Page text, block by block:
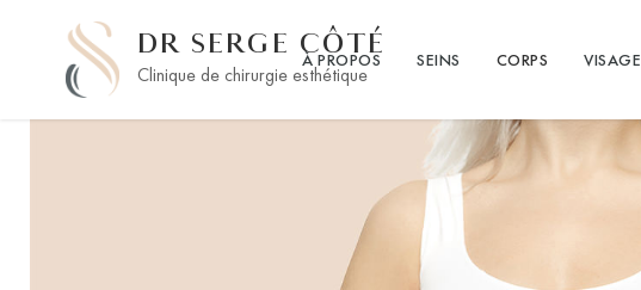
DR SERGE CÔTÉ
Clinique de chirurgie esthétique
À PROPOS SEINS CORPS VISAGE